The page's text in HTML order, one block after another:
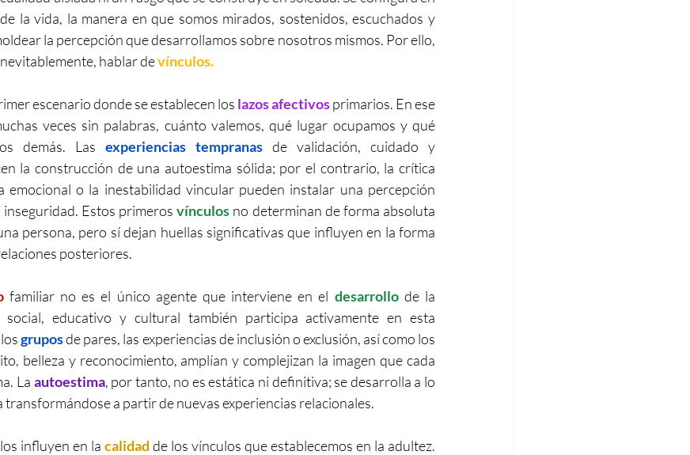
la vida, la manera en que somos mirados, sostenidos, escuchados y
la percepción que desarrollamos sobre nosotros mismos. Por ello,
hablar de vínculos.
escenario donde se establecen los lazos afectivos primarios. En ese
veces sin palabras, cuánto valemos, qué lugar ocupamos y qué
demás. Las experiencias tempranas
la construcción de una autoestima sólida; por el contrario, la crítica
emocional o la inestabilidad vincular pueden instalar una percepción
Estos primeros vínculos no determinan de forma absoluta
persona, pero sí dejan huellas significativas que influyen en la forma
posteriores.
familiar no es el único agente que interviene en el desarrollo de la
social, educativo y cultural también participa activamente en esta
los grupos de pares, las experiencias de inclusión o exclusión, así como los
belleza y reconocimiento, amplían y complejizan la imagen que cada
La autoestima, por tanto, no es estática ni definitiva; se desarrolla a lo
transformándose a partir de nuevas experiencias relacionales.
influyen en la calidad de los vínculos que establecemos en la adultez.